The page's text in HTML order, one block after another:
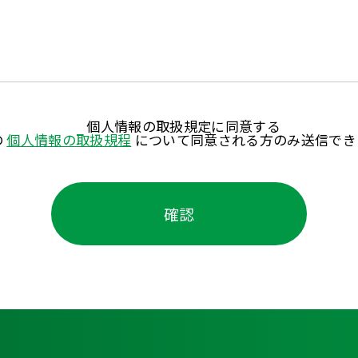
個人情報の取扱規定に同意する
個人情報の取扱規程について同意される方のみ送信で
確認